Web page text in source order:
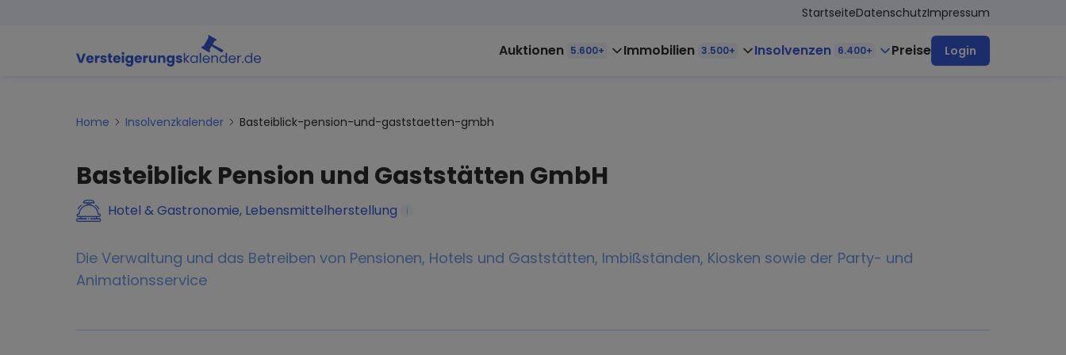
StartseiteDatenschutzImpressum
Auktionen 5.600+ Immobilien 3.500+ Insolvenzen 6.400+ Preise Login
Home Insolvenzkalender Basteiblick-pension-und-gaststaetten-gmbh
Basteiblick Pension und Gaststätten GmbH
Hotel & Gastronomie, Lebensmittelherstellung i
Die Verwaltung und das Betreiben von Pensionen, Hotels und Gaststätten, Imbißständen, Kiosken sowie der Party- und
Animationsservice